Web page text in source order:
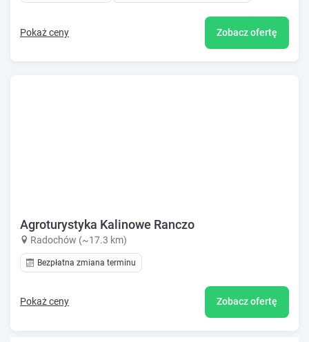
Pokaż ceny Zobacz ofertę
Agroturystyka Kalinowe Ranczo
Radochów (~17.3 km)
Bezpłatna zmiana terminu
Pokaż ceny Zobacz ofertę